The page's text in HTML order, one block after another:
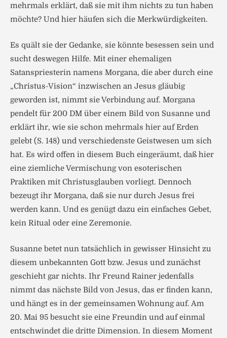
mehrmals erklärt, daß sie mit ihm nichts zu tun haben
möchte? Und hier häufen sich die Merkwürdigkeiten.
Es quält sie der Gedanke, sie könnte besessen sein und
sucht deswegen Hilfe. Mit einer ehemaligen
Satanspriesterin namens Morgana, die aber durch eine
„Christus-Vision“ inzwischen an Jesus gläubig
geworden ist, nimmt sie Verbindung auf. Morgana
pendelt für 200 DM über einem Bild von Susanne und
erklärt ihr, wie sie schon mehrmals hier auf Erden
gelebt (S. 148) und verschiedenste Geistwesen um sich
hat. Es wird offen in diesem Buch eingeräumt, daß hier
eine ziemliche Vermischung von esoterischen
Praktiken mit Christusglauben vorliegt. Dennoch
bezeugt ihr Morgana, daß sie nur durch Jesus frei
werden kann. Und es genügt dazu ein einfaches Gebet,
kein Ritual oder eine Zeremonie.
Susanne betet nun tatsächlich in gewisser Hinsicht zu
diesem unbekannten Gott bzw. Jesus und zunächst
geschieht gar nichts. Ihr Freund Rainer jedenfalls
nimmt das nächste Bild von Jesus, das er finden kann,
und hängt es in der gemeinsamen Wohnung auf. Am
20. Mai 95 besucht sie eine Freundin und auf einmal
entschwindet die dritte Dimension. In diesem Moment